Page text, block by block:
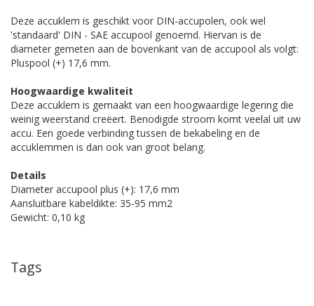
Deze accuklem is geschikt voor DIN-accupolen, ook wel
'standaard' DIN - SAE accupool genoemd. Hiervan is de
diameter gemeten aan de bovenkant van de accupool als volgt:
Pluspool (+) 17,6 mm.
Hoogwaardige kwaliteit
Deze accuklem is gemaakt van een hoogwaardige legering die
weinig weerstand creëert. Benodigde stroom komt veelal uit uw
accu. Een goede verbinding tussen de bekabeling en de
accuklemmen is dan ook van groot belang.
Details
Diameter accupool plus (+): 17,6 mm
Aansluitbare kabeldikte: 35-95 mm2
Gewicht: 0,10 kg
Tags